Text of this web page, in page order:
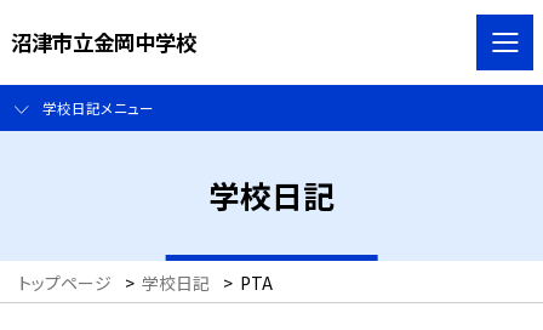
沼津市立金岡中学校
学校日記メニュー
学校日記
トップページ > 学校日記 > PTA